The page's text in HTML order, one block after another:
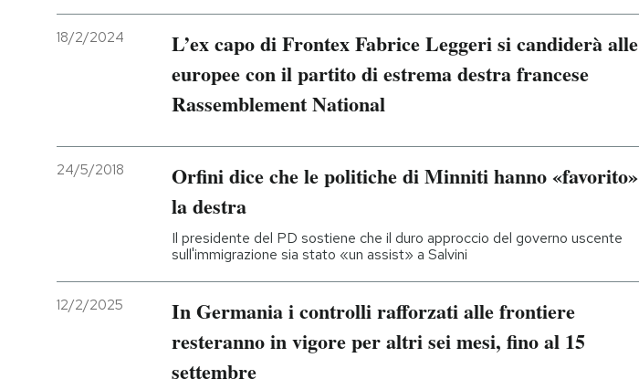
18/2/2024
L’ex capo di Frontex Fabrice Leggeri si candiderà alle
europee con il partito di estrema destra francese
Rassemblement National
24/5/2018
Orfini dice che le politiche di Minniti hanno «favorito»
la destra
Il presidente del PD sostiene che il duro approccio del governo uscente
sull'immigrazione sia stato «un assist» a Salvini
12/2/2025
In Germania i controlli rafforzati alle frontiere
resteranno in vigore per altri sei mesi, fino al 15
settembre